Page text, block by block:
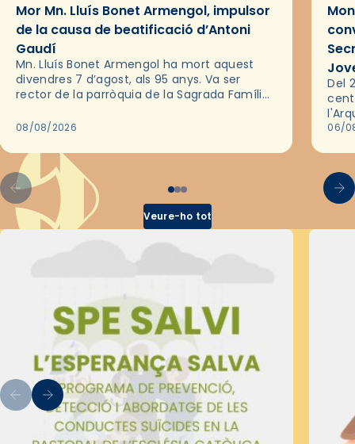
Mor Mn. Lluís Bonet Armengol, impulsor
de la causa de beatificació d’Antoni
Gaudí
Mn. Lluís Bonet Armengol ha mort aquest
divendres 7 d’agost, als 95 anys. Va ser
rector de la parròquia de la Sagrada Família
2018,…
08/08/2026
Del
les
06/
Veure-ho tot